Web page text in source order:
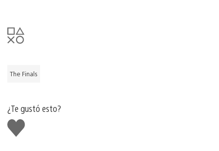
The Finals
¿Te gustó esto?
Me
gusta